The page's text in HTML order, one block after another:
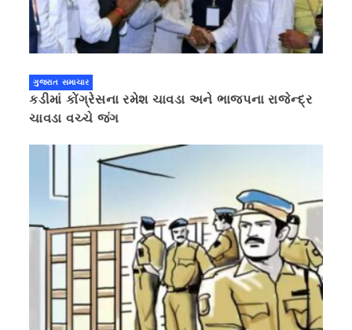
ગુજરાત સમાચાર
કડીમાં કોંગ્રેસના રમેશ ચાવડા અને ભાજપના રાજેન્દ્ર
ચાવડા વચ્ચે જંગ